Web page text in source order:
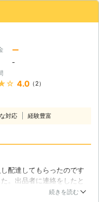
なりました。 【桐箪笥
職人が全工程を担当】 桐
野県に工房を持ち、そこで
預かりした桐箪笥を職人が
ハウを有しています。さら
いただきますので、ご安心
預かり、ご返送にかかる送
無料です（ただし、九州、
に、リーズナブルに、当社の
終始丁寧な印象を受けま
は思いましたが、作業内
ー
-
4.0（2）
対応 経験豊富
配達してもらったのです
。出品者に連絡をしたと
ったとのことでした。確
続きを読む